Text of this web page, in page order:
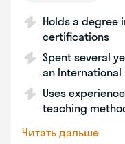
Holds a degree
certifications
Spent several
an International
Uses
teaching
Читать дальше